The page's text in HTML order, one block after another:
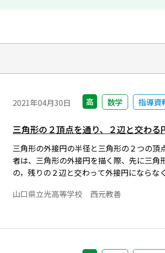
2021年04月30日 高 数学 指導資
三角形の２頂点を通り、２辺と交わ
三角形の外接円の半径と三角形の２つの
者は、三角形の外接円を描く際、先に三
の，残りの２辺と交わって外接円にならな
ていることが必要です。会員向け無償ダウ
山口県立光高等学校 西元教善